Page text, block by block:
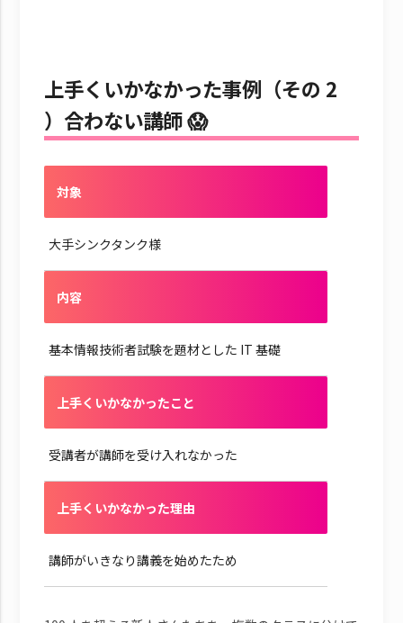
上手くいかなかった事例（その 2
）合わない講師 😱
対象
大手シンクタンク様
内容
基本情報技術者試験を題材とした IT 基礎
上手くいかなかったこと
受講者が講師を受け入れなかった
上手くいかなかった理由
講師がいきなり講義を始めたため